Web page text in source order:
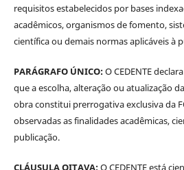
requisitos estabelecidos por bases
acadêmicos, organismos de fomento,
científica ou demais normas aplicáveis à
PARÁGRAFO ÚNICO:O CEDENTE
que a escolha, alteração ou atualização
obra constitui prerrogativa exclusiva da
observadas as finalidades acadêmicas,
publicação.
CLÁUSULA OITAVA:O CEDENTE está